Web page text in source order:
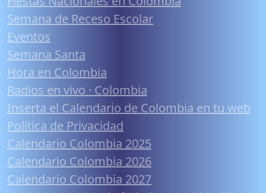
Semana de Receso Escolar
Eventos
Semana Santa
Hora en Colombia
Radios en vivo · Colombia
Inserta el Calendario de Colombia en tu web
Política de Privacidad
Calendario Colombia 2025
Calendario Colombia 2026
Calendario Colombia 2027